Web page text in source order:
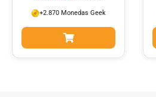
+2.870 Monedas Geek